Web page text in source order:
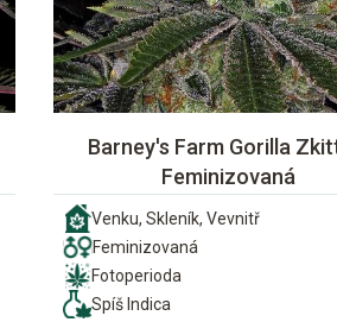
Barney's Farm Gorilla
Feminizovaná
Venku, Skleník, Vevnitř
Feminizovaná
Fotoperioda
Spíš Indica